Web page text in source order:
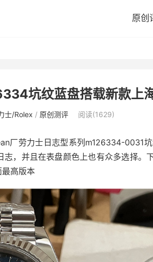
原创
坑纹蓝盘搭载新款上
士/Rolex / 原创测评 阅读(1629)
厂劳力士日志型系列m126334-0031
，并且在表盘颜色上也有众多选择。
高版本